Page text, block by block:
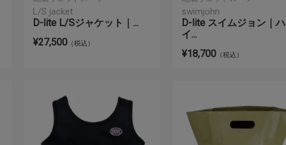
L/S jacket
D-lite L/Sジャケット｜...
¥27,500（税込）
swimjohn
D-lite スイムジョン｜ハ
イ...
¥18,700（税込）